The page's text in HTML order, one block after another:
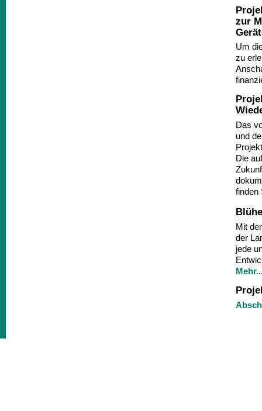
zur
Um
zu
Das
und
Die
finden
Mit
der
jede